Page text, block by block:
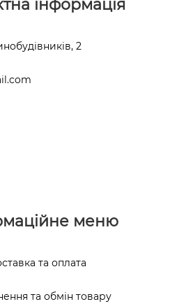
інформація
2
меню
та оплата
та обмін товару